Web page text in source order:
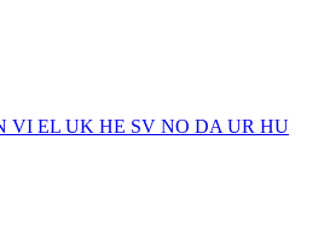
VI EL UK HE SV NO DA UR HU